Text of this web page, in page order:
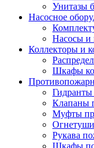
Унитазы
Насосное
Насосы и
Коллекторы и
Шкафы
Клапаны
Муфты
Рукава
Шкафы